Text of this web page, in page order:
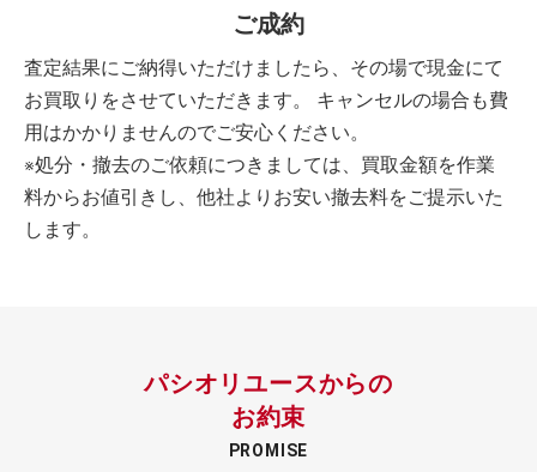
ご成約
査定結果にご納得いただけましたら、その場で現金にて
お買取りをさせていただきます。 キャンセルの場合も費
用はかかりませんのでご安心ください。
※処分・撤去のご依頼につきましては、買取金額を作業
料からお値引きし、他社よりお安い撤去料をご提示いた
します。
パシオリユースからの
お約束
PROMISE